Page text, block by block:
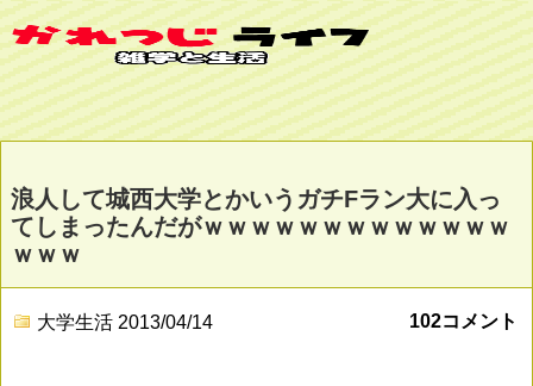
浪人して城西大学とかいうガチFラン大に入っ
てしまったんだがｗｗｗｗｗｗｗｗｗｗｗｗｗ
ｗｗｗ
大学生活 2013/04/14 102コメント